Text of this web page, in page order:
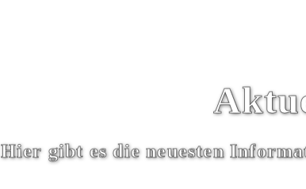
Hier gibt es die neuesten